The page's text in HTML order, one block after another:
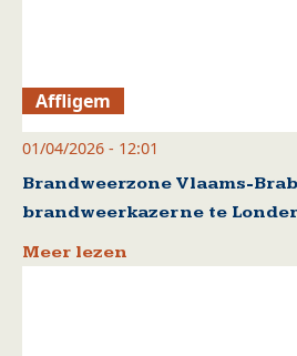
Affligem
01/04/2026 - 12:01
Brandweerzone Vlaams-
brandweerkazerne te
Meer lezen